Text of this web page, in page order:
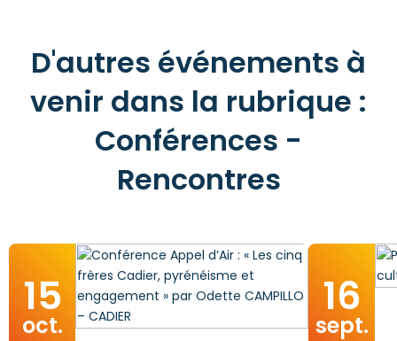
D'autres événements à
venir dans la rubrique :
Conférences -
Rencontres
15
oct.
16
sept.